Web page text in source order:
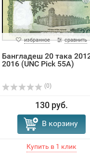
избранное сравнить
Бангладеш 20 така
2016 (UNC Pick 55A)
(0)
130 руб.
В корзину